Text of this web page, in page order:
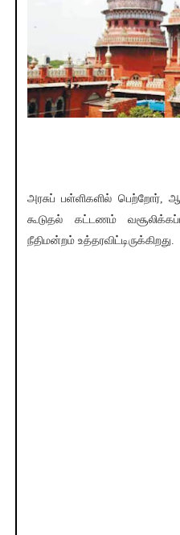
அரசுப் பள்ளிகளில் பெற்றோர்,
கூடுதல் கட்டணம்
நீதிமன்றம் உத்தரவிட்டிருக்கிறது.